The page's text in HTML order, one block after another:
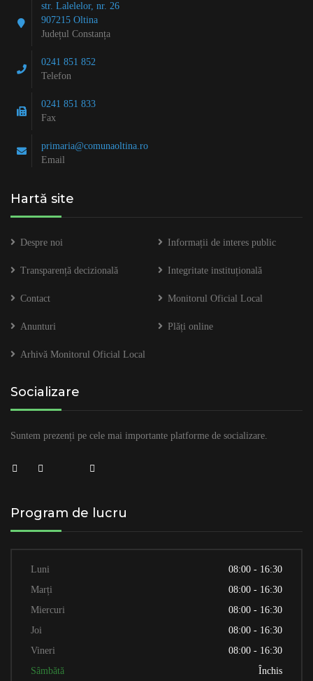
str. Lalelelor, nr. 26
907215 Oltina
Județul Constanța
0241 851 852
Telefon
0241 851 833
Fax
primaria@comunaoltina.ro
Email
Hartă site
Despre noi Informații de interes public
Transparență decizională Integritate instituțională
Contact Monitorul Oficial Local
Anunturi Plăți online
Arhivă Monitorul Oficial Local
Socializare
Suntem prezenți pe cele mai importante platforme de socializare.
Program de lucru
Luni
08:00 - 16:30
Marți
08:00 - 16:30
Miercuri
08:00 - 16:30
Joi
08:00 - 16:30
Vineri
08:00 - 16:30
Sâmbătă
Închis